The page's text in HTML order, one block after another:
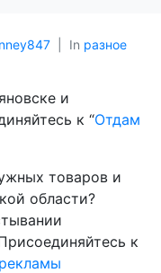
In разное
и
к “Отдам
товаров и
области?
к